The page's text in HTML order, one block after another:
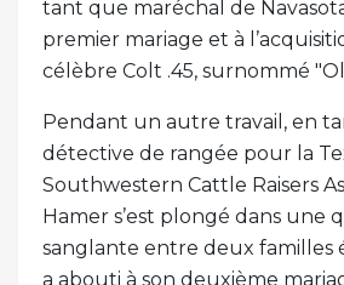
tant que maréchal de
premier mariage et à
célèbre Colt .45, surnommé
Pendant un autre travail, en
détective de rangée pour la
Southwestern Cattle Raisers
Hamer s’est plongé dans une
sanglante entre deux familles
a abouti à son deuxième